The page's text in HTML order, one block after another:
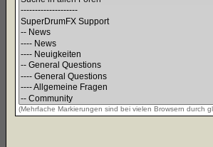
(Mehrfache Markierungen sind bei vielen Browsern durch